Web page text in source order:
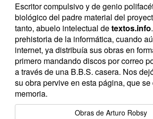
Escritor compulsivo y de genio
biológico del padre material del
tanto, abuelo intelectual detextos.info
prehistoria de la informática, cuando
internet, ya distribuía sus obras en
primero mandando discos por correo
a través de una B.B.S. casera. Nos
su obra pervive en esta página, que
memoria.
Obras de Arturo Robsy